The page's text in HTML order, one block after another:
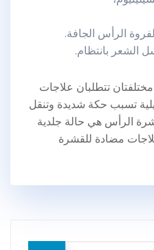
الرأس الجافة.
الشعر بانتظام.
تتطلبان علاجات
تسبب حكة شديدة وتنقل
الرأس هي حالة جلدية
مضادة للقشرة